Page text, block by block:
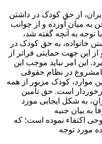
از حق کودک در داشتن
به میان آورده و از جوانب
توجه به آنچه گفته شد،
خانواده، به حق کودک در
این جهت حمایتی فراتر از
این امر نباید موجب این
در نظام حقوقی
موارد، کودک مزبور از همه
است. حق تأمین
به شکل ایجابی مورد
به بیان جنبه
اکتفاء نموده است؛ که
مورد توجه